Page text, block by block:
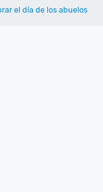
el día de los abuelos